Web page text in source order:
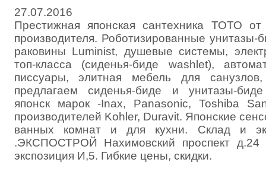
27.07.2016
Престижная японская сантехника ТОТО от
производителя. Роботизированные
раковины Luminist, душевые системы,
топ-класса (сиденья-биде washlet),
писсуары, элитная мебель для
предлагаем сиденья-биде и унитазы-
японск марок -Inax, Panasonic, Toshiba
производителей Kohler, Duravit. Японские
ванных комнат и для кухни. Склад и
.ЭКСПОСТРОЙ Нахимовский проспект
экспозиция И,5. Гибкие цены, скидки.